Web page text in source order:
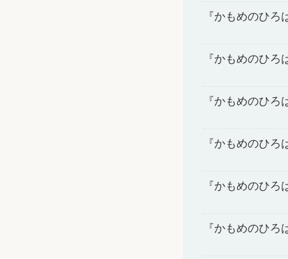
『かもめのひ
『かもめのひ
『かもめのひ
『かもめのひ
『かもめのひ
『かもめのひ